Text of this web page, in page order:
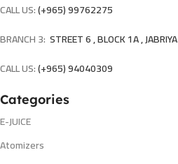
CALL US:(+965) 99762275
BRANCH 3: STREET 6 , BLOCK 1A , JABRIYA
CALL US:(+965) 94040309
Categories
E-JUICE
Atomizers